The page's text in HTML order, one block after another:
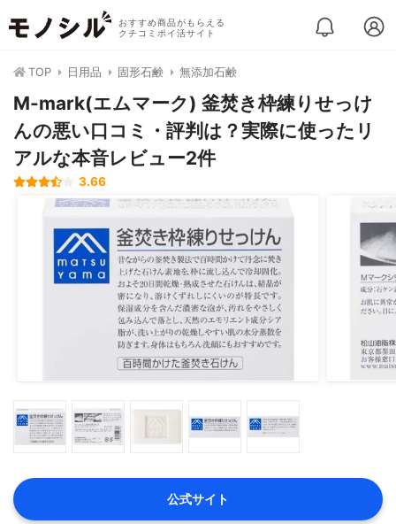
おすすめ商品がもらえる
クチコミポイ活サイト
TOP 日用品 固形石鹸 無添加石鹸
M-mark(エムマーク) 釜焚き枠練りせっけ
んの悪い口コミ・評判は？実際に使ったリ
アルな本音レビュー2件
3.66
公式サイト